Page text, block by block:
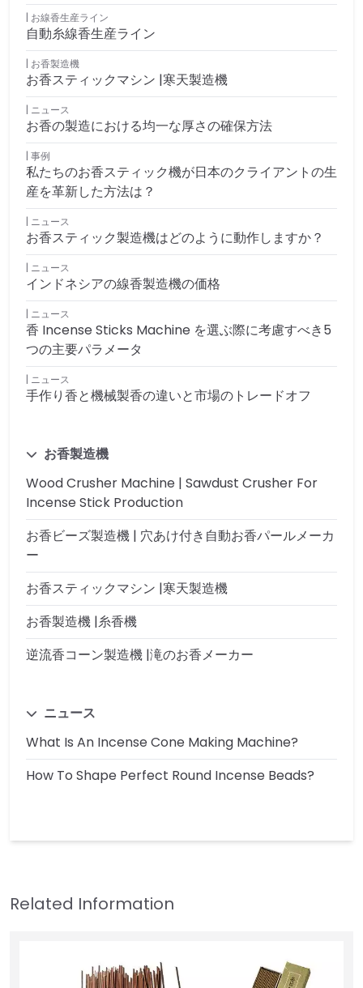
お線香生産ライン
自動糸線香生産ライン
お香製造機
お香スティックマシン |寒天製造機
ニュース
お香の製造における均一な厚さの確保方法
事例
私たちのお香スティック機が日本のクライアントの生
産を革新した方法は？
ニュース
お香スティック製造機はどのように動作しますか？
ニュース
インドネシアの線香製造機の価格
ニュース
香 Incense Sticks Machine を選ぶ際に考慮すべき5
つの主要パラメータ
ニュース
手作り香と機械製香の違いと市場のトレードオフ
お香製造機
Wood Crusher Machine | Sawdust Crusher For
Incense Stick Production
お香ビーズ製造機 | 穴あけ付き自動お香パールメーカ
ー
お香スティックマシン |寒天製造機
お香製造機 |糸香機
逆流香コーン製造機 |滝のお香メーカー
ニュース
What Is An Incense Cone Making Machine?
How To Shape Perfect Round Incense Beads?